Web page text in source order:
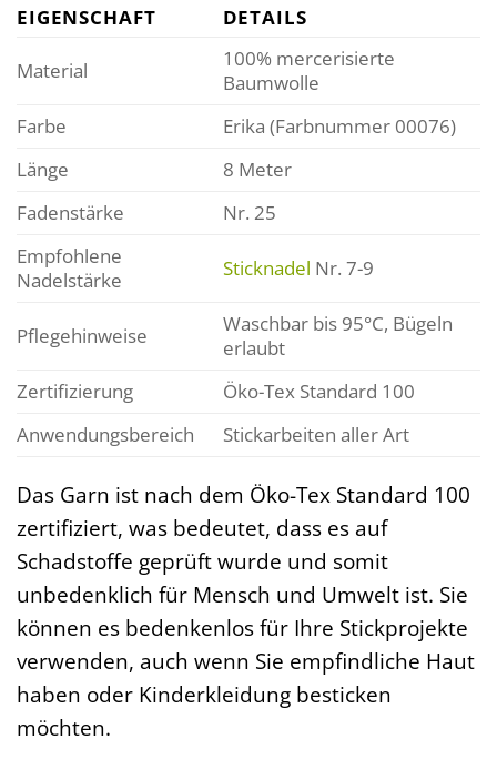
EIGENSCHAFT DETAILS
Material
100% mercerisierte
Baumwolle
Farbe
Erika (Farbnummer 00076)
Länge
8 Meter
Fadenstärke
Nr. 25
Empfohlene
Nadelstärke
Sticknadel Nr. 7-9
Pflegehinweise
Waschbar bis 95°C, Bügeln
erlaubt
Zertifizierung
Öko-Tex Standard 100
Anwendungsbereich
Stickarbeiten aller Art
Das Garn ist nach dem Öko-Tex Standard 100
zertifiziert, was bedeutet, dass es auf
Schadstoffe geprüft wurde und somit
unbedenklich für Mensch und Umwelt ist. Sie
können es bedenkenlos für Ihre Stickprojekte
verwenden, auch wenn Sie empfindliche Haut
haben oder Kinderkleidung besticken
möchten.